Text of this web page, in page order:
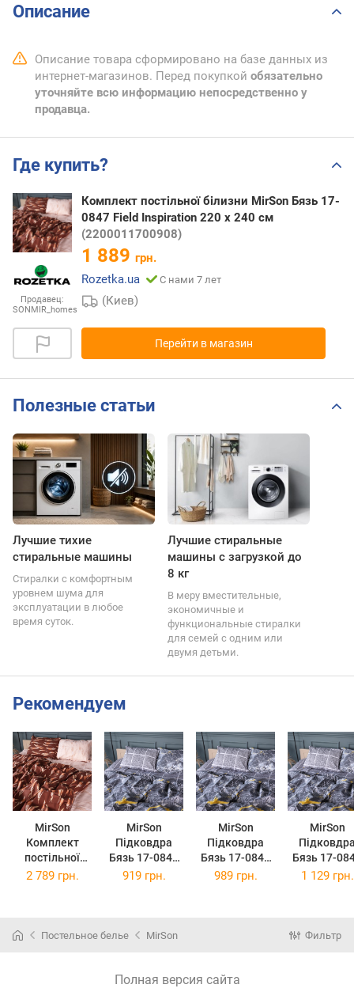
Описание
Описание товара сформировано на базе данных из
интернет-магазинов. Перед покупкой обязательно
уточняйте всю информацию непосредственно у
продавца.
Где купить?
Продавец:
SONMIR_homes
Комплект постільної білизни MirSon Бязь 17-
0847 Field Inspiration 220 x 240 см
(2200011700908)
1 889 грн.
Rozetka.ua
С нами 7 лет
(Киев)
Перейти в магазин
Полезные статьи
Лучшие тихие
стиральные машины
Стиралки с комфортным
уровнем шума для
эксплуатации в любое
время суток.
Лучшие стиральные
машины с загрузкой до
8 кг
В меру вместительные,
экономичные и
функциональные стиралки
для семей с одним или
двумя детьми.
Рекомендуем
MirSon
Комплект
постільної
білизни Бязь
MirSon
Підковдра
Бязь 17-0848
Faultline 160 x
MirSon
Підковдра
Бязь 17-0848
Faultline 175 x
MirSon
Бязь 17-
Faultline
2 789 грн. 919 грн. 989 грн. 1 129 грн.
Постельное белье MirSon Фильтр
Полная версия сайта